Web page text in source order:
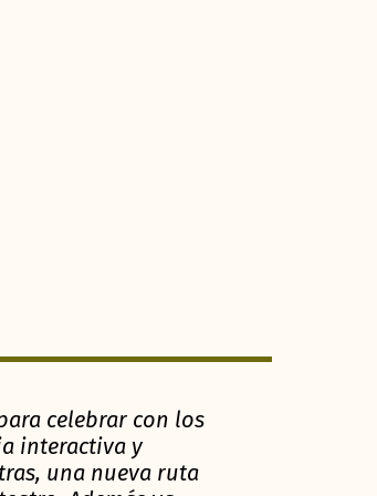
celebrar con los
interactiva y
una nueva ruta